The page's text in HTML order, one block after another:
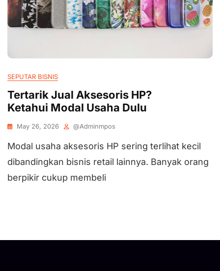
SEPUTAR BISNIS
Tertarik Jual Aksesoris HP?
Ketahui Modal Usaha Dulu
May 26, 2026 @adminmpos
Modal usaha aksesoris HP sering terlihat kecil
dibandingkan bisnis retail lainnya. Banyak orang
berpikir cukup membeli